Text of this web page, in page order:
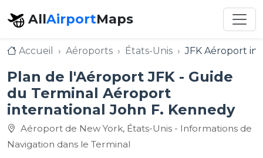
AllAirportMaps
Accueil Aéroports États-Unis JFK Aéroport
Plan de l'Aéroport JFK - Guide
du Terminal Aéroport
international John F. Kennedy
Aéroport de New York, États-Unis - Informations de
Navigation dans le Terminal